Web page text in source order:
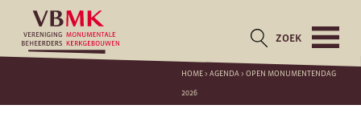
ZOEK
HOME>AGENDA >OPEN MONUMENTENDAG
2026